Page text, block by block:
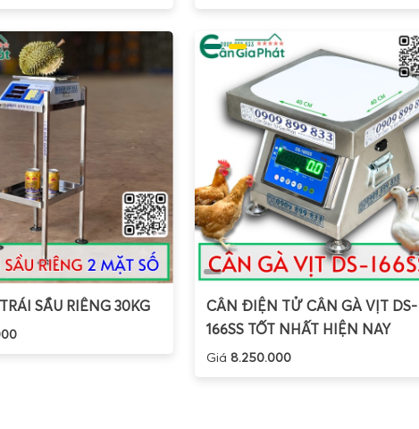
SẦU RIÊNG 30KG
CÂN ĐIỆN TỬ CÂN GÀ VỊT DS-
166SS TỐT NHẤT HIỆN NAY
Giá 8.250.000